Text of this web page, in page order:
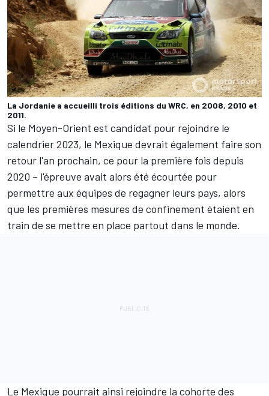
La Jordanie a accueilli trois éditions du WRC, en 2008, 2010 et
2011.
Si le Moyen-Orient est candidat pour rejoindre le
calendrier 2023, le Mexique devrait également faire son
retour l'an prochain, ce pour la première fois depuis
2020 – l'épreuve avait alors été écourtée pour
permettre aux équipes de regagner leurs pays, alors
que les premières mesures de confinement étaient en
train de se mettre en place partout dans le monde.
Le Mexique pourrait ainsi rejoindre la cohorte des